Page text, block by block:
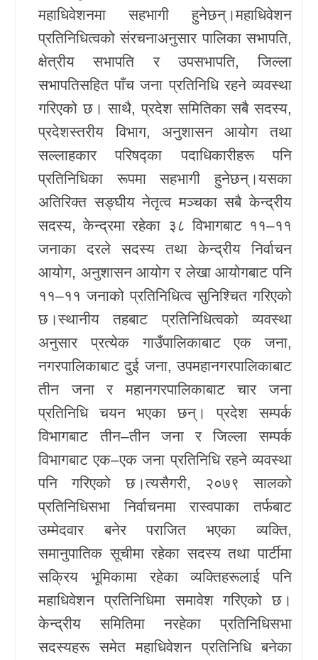
महाधिवेशनमा सहभागी हुनेछन्।महाधिवेशन
प्रतिनिधित्वको संरचनाअनुसार पालिका सभापति,
क्षेत्रीय सभापति र उपसभापति, जिल्ला
सभापतिसहित पाँच जना प्रतिनिधि रहने व्यवस्था
गरिएको छ। साथै, प्रदेश समितिका सबै सदस्य,
प्रदेशस्तरीय विभाग, अनुशासन आयोग तथा
सल्लाहकार परिषद्का पदाधिकारीहरू पनि
प्रतिनिधिका रूपमा सहभागी हुनेछन्।यसका
अतिरिक्त सङ्घीय नेतृत्व मञ्चका सबै केन्द्रीय
सदस्य, केन्द्रमा रहेका ३८ विभागबाट ११–११
जनाका दरले सदस्य तथा केन्द्रीय निर्वाचन
आयोग, अनुशासन आयोग र लेखा आयोगबाट पनि
११–११ जनाको प्रतिनिधित्व सुनिश्चित गरिएको
छ।स्थानीय तहबाट प्रतिनिधित्वको व्यवस्था
अनुसार प्रत्येक गाउँपालिकाबाट एक जना,
नगरपालिकाबाट दुई जना, उपमहानगरपालिकाबाट
तीन जना र महानगरपालिकाबाट चार जना
प्रतिनिधि चयन भएका छन्। प्रदेश सम्पर्क
विभागबाट तीन–तीन जना र जिल्ला सम्पर्क
विभागबाट एक–एक जना प्रतिनिधि रहने व्यवस्था
पनि गरिएको छ।त्यसैगरी, २०७९ सालको
प्रतिनिधिसभा निर्वाचनमा रास्वपाका तर्फबाट
उम्मेदवार बनेर पराजित भएका व्यक्ति,
समानुपातिक सूचीमा रहेका सदस्य तथा पार्टीमा
सक्रिय भूमिकामा रहेका व्यक्तिहरूलाई पनि
महाधिवेशन प्रतिनिधिमा समावेश गरिएको छ।
केन्द्रीय समितिमा नरहेका प्रतिनिधिसभा
सदस्यहरू समेत महाधिवेशन प्रतिनिधि बनेका